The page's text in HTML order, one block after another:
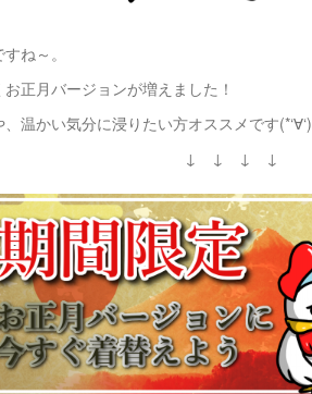
ね～。
正月バージョンが増えました！
温かい気分に浸りたい方オススメです(*‘∀‘)
↓ ↓ ↓ ↓